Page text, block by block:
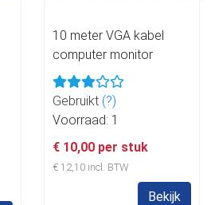
10 meter VGA kabel
computer monitor
Gebruikt (?)
Voorraad: 1
€ 10,00 per stuk
€ 12,10 incl. BTW
Bekijk